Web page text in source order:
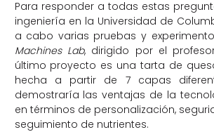
Para responder a todas estas
ingeniería en la Universidad de
a cabo varias pruebas y
Machines Lab, dirigido por el
último proyecto es una tarta de
hecha a partir de 7 capas
demostraría las ventajas de la
en términos de personalización,
seguimiento de nutrientes.